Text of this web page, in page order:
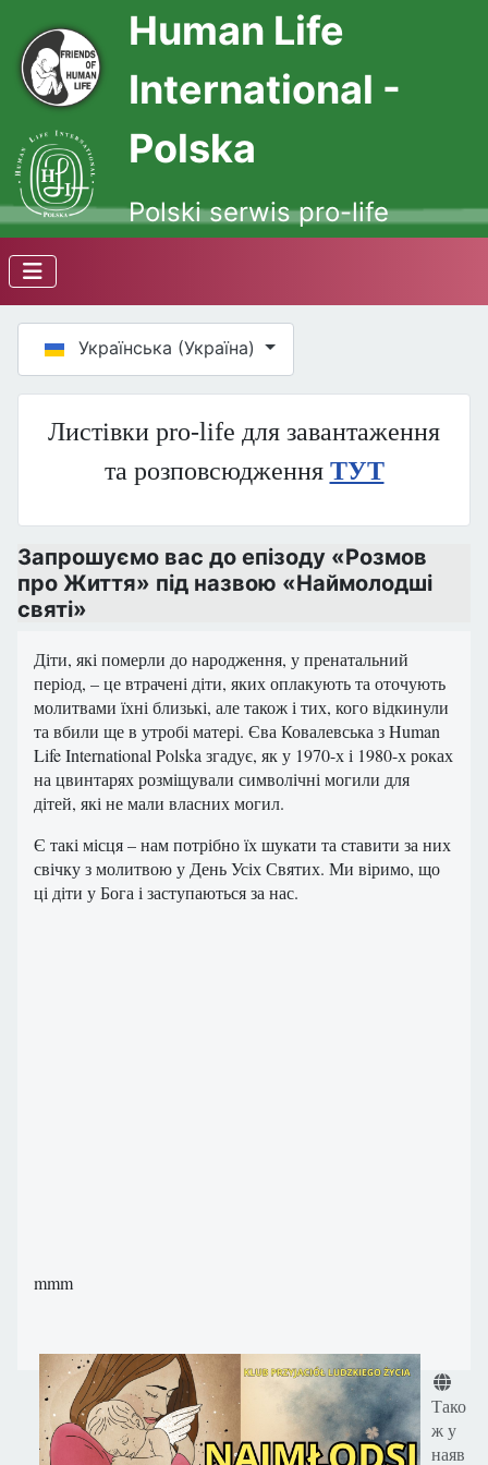
Human Life
International -
Polska
Polski serwis pro-life
Оберіть свою мову
Українська (Україна)
Листівки pro-life для завантаження
та розповсюдження ТУТ
Запрошуємо вас до епізоду «Розмов
про Життя» під назвою «Наймолодші
святі»
Діти, які померли до народження, у пренатальний
період, – це втрачені діти, яких оплакують та оточують
молитвами їхні близькі, але також і тих, кого відкинули
та вбили ще в утробі матері. Єва Ковалевська з Human
Life International Polska згадує, як у 1970-х і 1980-х роках
на цвинтарях розміщували символічні могили для
дітей, які не мали власних могил.
Є такі місця – нам потрібно їх шукати та ставити за них
свічку з молитвою у День Усіх Святих. Ми віримо, що
ці діти у Бога і заступаються за нас.
mmm
Деталі
Тако
ж у
наяв